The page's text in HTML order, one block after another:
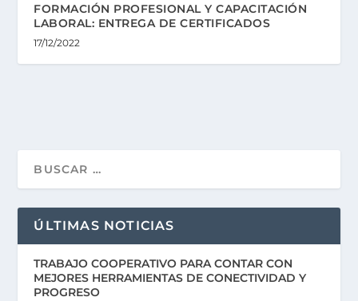
FORMACIÓN PROFESIONAL Y CAPACITACIÓN
LABORAL: ENTREGA DE CERTIFICADOS
17/12/2022
ÚLTIMAS NOTICIAS
TRABAJO COOPERATIVO PARA CONTAR CON
MEJORES HERRAMIENTAS DE CONECTIVIDAD Y
PROGRESO